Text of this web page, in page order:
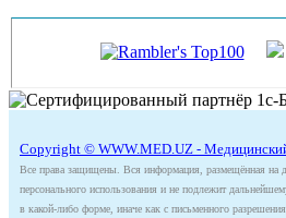
Copyright © WWW.MED.UZ -
Все права защищены. Вся информация, размещённая на
персонального использования и не подлежит
в какой-либо форме, иначе как с письменного